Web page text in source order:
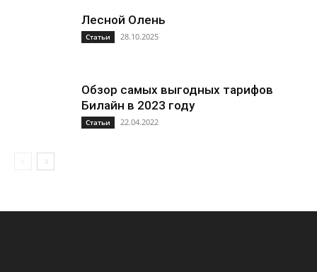
Лесной Олень
Статьи 28.10.2025
Обзор самых выгодных тарифов
Билайн в 2023 году
Статьи 22.04.2022